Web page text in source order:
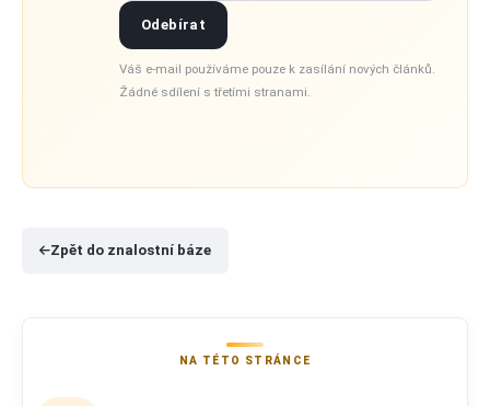
Odebírat
Váš e-mail používáme pouze k zasílání nových článků.
Žádné sdílení s třetími stranami.
Zpět do znalostní báze
NA TÉTO STRÁNCE